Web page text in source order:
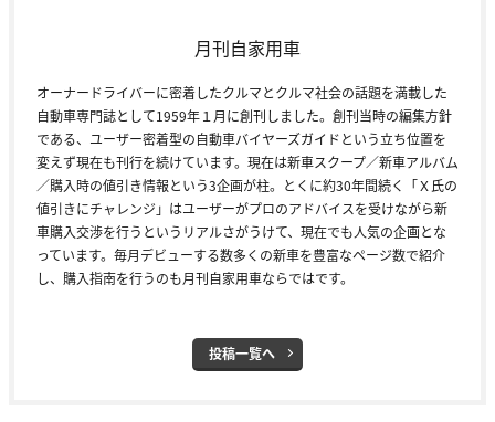
月刊自家用車
オーナードライバーに密着したクルマとクルマ社会の話題を満載した
自動車専門誌として1959年１月に創刊しました。創刊当時の編集方針
である、ユーザー密着型の自動車バイヤーズガイドという立ち位置を
変えず現在も刊行を続けています。現在は新車スクープ／新車アルバム
／購入時の値引き情報という3企画が柱。とくに約30年間続く「Ｘ氏の
値引きにチャレンジ」はユーザーがプロのアドバイスを受けながら新
車購入交渉を行うというリアルさがうけて、現在でも人気の企画とな
っています。毎月デビューする数多くの新車を豊富なページ数で紹介
し、購入指南を行うのも月刊自家用車ならではです。
投稿一覧へ